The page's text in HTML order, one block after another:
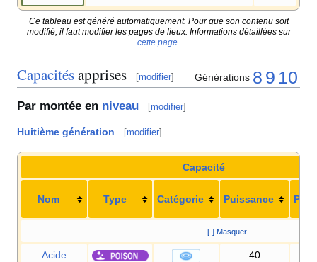
Ce tableau est généré automatiquement. Pour que son contenu soit
modifié, il faut modifier les pages de lieux. Informations détaillées sur
cette page
Capacitésapprises [modifier] Générations 8 9 10
Par montée en niveau [modifier]
Huitième génération [modifier]
Capacité
Nom Type Catégorie Puissance
[-] Masquer
Acide 40